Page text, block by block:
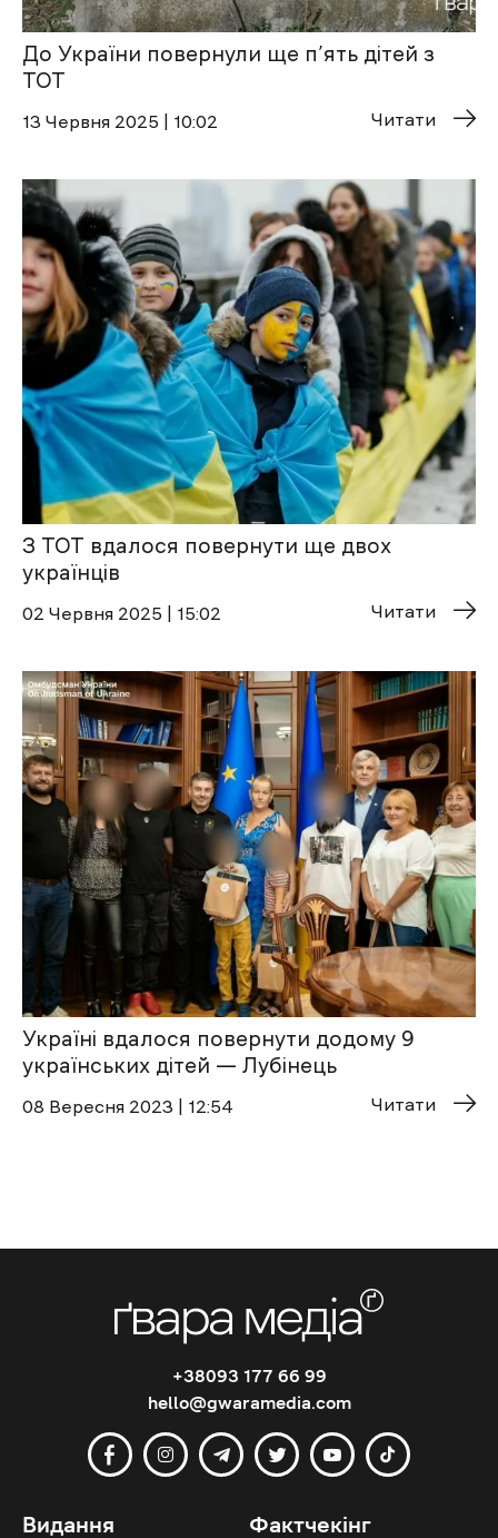
До України повернули ще п’ять дітей з
ТОТ
13 Червня 2025 | 10:02 Читати
З ТОТ вдалося повернути ще двох
українців
02 Червня 2025 | 15:02 Читати
Україні вдалося повернути додому 9
українських дітей — Лубінець
08 Вересня 2023 | 12:54 Читати
+38093 177 66 99
hello@gwaramedia.com
Видання Фактчекінг